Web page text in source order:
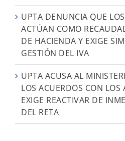
UPTA DENUNCIA QUE
ACTÚAN COMO
DE HACIENDA Y EXIGE
GESTIÓN DEL IVA
UPTA ACUSA AL
LOS ACUERDOS CON
EXIGE REACTIVAR DE
DEL RETA